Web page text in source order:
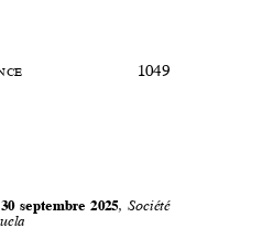
 
 
